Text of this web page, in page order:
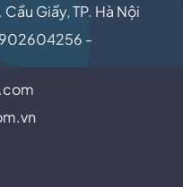
Giấy, TP. Hà Nội
-